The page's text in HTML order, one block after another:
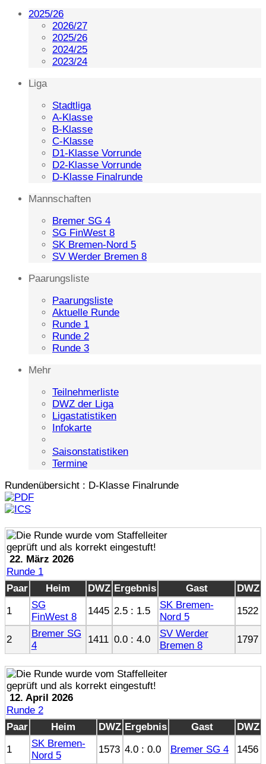
2025/26
2026/27
2025/26
2024/25
2023/24
Liga
Stadtliga
A-Klasse
B-Klasse
C-Klasse
D1-Klasse Vorrunde
D2-Klasse Vorrunde
D-Klasse Finalrunde
Mannschaften
Bremer SG 4
SG FinWest 8
SK Bremen-Nord 5
SV Werder Bremen 8
Paarungsliste
Paarungsliste
Aktuelle Runde
Runde 1
Runde 2
Runde 3
Mehr
Teilnehmerliste
DWZ der Liga
Ligastatistiken
Infokarte
Saisonstatistiken
Termine
Rundenübersicht : D-Klasse Finalrunde
22. März 2026
Runde 1
Paar
Heim DWZ Ergebnis Gast
DWZ
1
SG
FinWest 8
1445 2.5 : 1.5
SK Bremen-
Nord 5
1522
2
Bremer SG
4
1411 0.0 : 4.0
SV Werder
Bremen 8
1797
12. April 2026
Runde 2
Paar
Heim DWZ Ergebnis Gast
DWZ
1
SK Bremen-
Nord 5
1573 4.0 : 0.0 Bremer SG 4 1456